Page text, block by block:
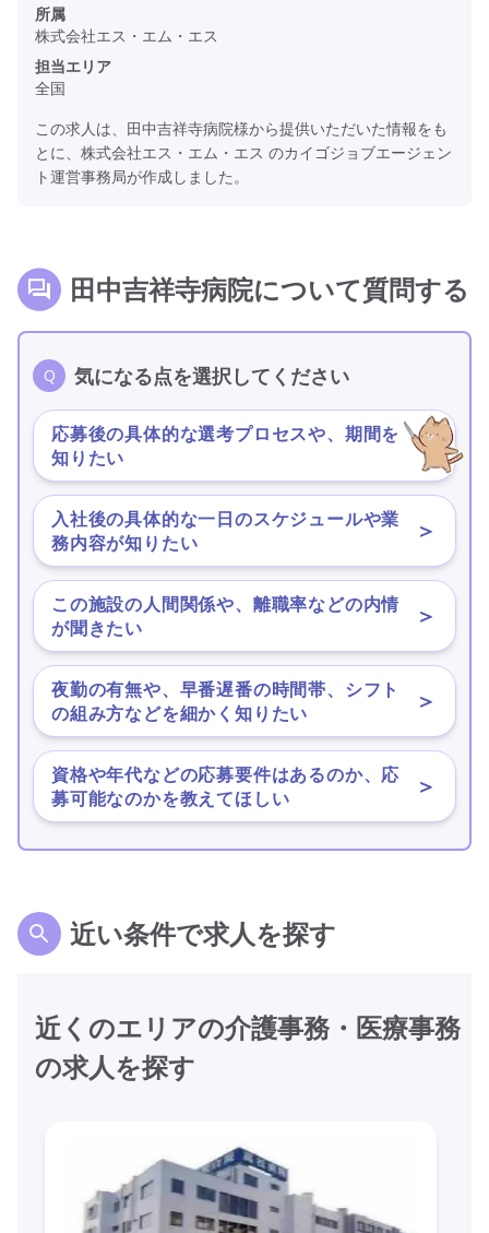
所属
株式会社エス・エム・エス
担当エリア
全国
この求人は、田中吉祥寺病院様から提供いただいた情報をも
とに、株式会社エス・エム・エス のカイゴジョブエージェン
ト運営事務局が作成しました。
田中吉祥寺病院について質問する
気になる点を選択してください
応募後の具体的な選考プロセスや、期間を
知りたい
＞
入社後の具体的な一日のスケジュールや業
務内容が知りたい
＞
この施設の人間関係や、離職率などの内情
が聞きたい
＞
夜勤の有無や、早番遅番の時間帯、シフト
の組み方などを細かく知りたい
＞
資格や年代などの応募要件はあるのか、応
募可能なのかを教えてほしい
＞
近い条件で求人を探す
近くのエリアの介護事務・医療事務
の求人を探す